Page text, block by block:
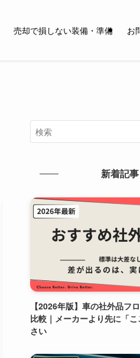
売却で損しない装備・準備 お
新着記事
【2026年版】車の社外品フ
比較｜メーカーより先に「
さい